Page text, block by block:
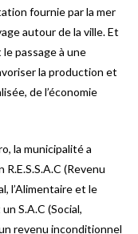
fournie par la mer
autour de la ville. Et
passage à une
la production et
de l’économie
la municipalité a
(Revenu
l’Alimentaire et le
S.A.C (Social,
revenu inconditionnel